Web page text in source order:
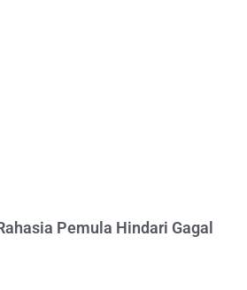
Pemula Hindari Gagal